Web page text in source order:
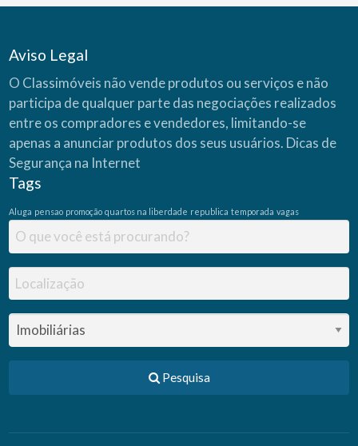
Aviso Legal
O Classimóveis não vende produtos ou serviços e não
participa de qualquer parte das negociações realizados
entre os compradores e vendedores, limitando-se
apenas a anunciar produtos dos seus usuários. Dicas de
Segurança na Internet
Tags
Aluga pensao promoção quartos na liberdade republica temporada vagas
Pesquisa